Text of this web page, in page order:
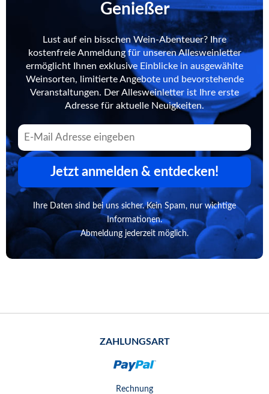
Genießer
Lust auf ein bisschen Wein-Abenteuer? Ihre
kostenfreie Anmeldung für unseren Allesweinletter
ermöglicht Ihnen exklusive Einblicke in ausgewählte
Weinsorten, limitierte Angebote und bevorstehende
Veranstaltungen. Der Allesweinletter ist Ihre erste
Adresse für aktuelle Neuigkeiten.
Jetzt anmelden & entdecken!
Ihre Daten sind bei uns sicher. Kein Spam, nur wichtige
Informationen.
Abmeldung jederzeit möglich.
ZAHLUNGSART
Rechnung